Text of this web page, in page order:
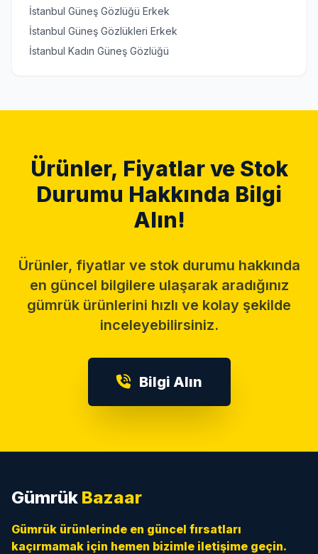
İstanbul Güneş Gözlüğü Erkek
İstanbul Güneş Gözlükleri Erkek
İstanbul Kadın Güneş Gözlüğü
Ürünler, Fiyatlar ve Stok
Durumu Hakkında Bilgi
Alın!
Ürünler, fiyatlar ve stok durumu hakkında
en güncel bilgilere ulaşarak aradığınız
gümrük ürünlerini hızlı ve kolay şekilde
inceleyebilirsiniz.
Bilgi Alın
Gümrük Bazaar
Gümrük ürünlerinde en güncel fırsatları
kaçırmamak için hemen bizimle iletişime geçin.